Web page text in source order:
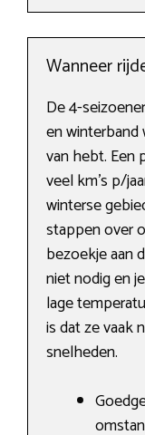
Wanneer
De 4-
en winterband
van hebt. Een
veel km’s p/
winterse
stappen over
bezoekje aan
niet nodig en
lage
is dat ze vaak
snelheden.